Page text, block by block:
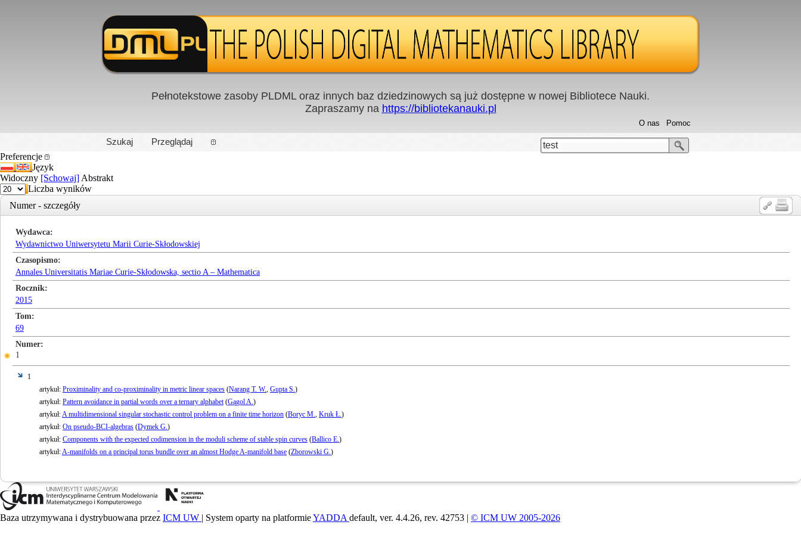
PL|EN
Pełnotekstowe zasoby PLDML oraz innych baz dziedzinowych są już dostępne w nowej Bibliotece Nauki.
Zapraszamy na https://bibliotekanauki.pl
Szukaj Przeglądaj
Pomoc
O nas
test
Preferencje
Język
Widoczny [Schowaj] Abstrakt
Liczba wyników
Numer - szczegóły
Wydawca
Wydawnictwo Uniwersytetu Marii Curie-Skłodowskiej
Czasopismo
Annales Universitatis Mariae Curie-Skłodowska, sectio A – Mathematica
Rocznik
2015
Tom
69
Numer
1
1
artykuł: Proximinality and co-proximinality in metric linear spaces (Narang T. W., Gupta S.)
artykuł: Pattern avoidance in partial words over a ternary alphabet(Gągol A.)
artykuł:A multidimensional singular stochastic control problem on a finite time horizon (Boryc M., Kruk Ł.)
artykuł: On pseudo-BCI-algebras (Dymek G.)
artykuł: Components with the expected codimension in the moduli scheme of stable spin curves (Ballico E.)
artykuł:A-manifolds on a principal torus bundle over an almost Hodge A-manifold base (Zborowski G.)
Baza utrzymywana i dystrybuowana przez ICM UW | System oparty na platformieYADDA default, ver. 4.4.26, rev. 42753 | © ICM UW 2005-2026